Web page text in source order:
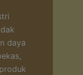
daya